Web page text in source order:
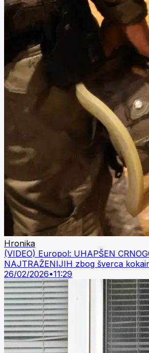
Hronika
(VIDEO) Europol: UHAPŠEN
NAJTRAŽENIJIH zbog šverca
26/02/2026•11:29